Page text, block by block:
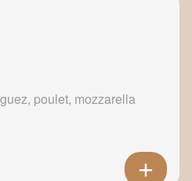
poulet, mozzarella